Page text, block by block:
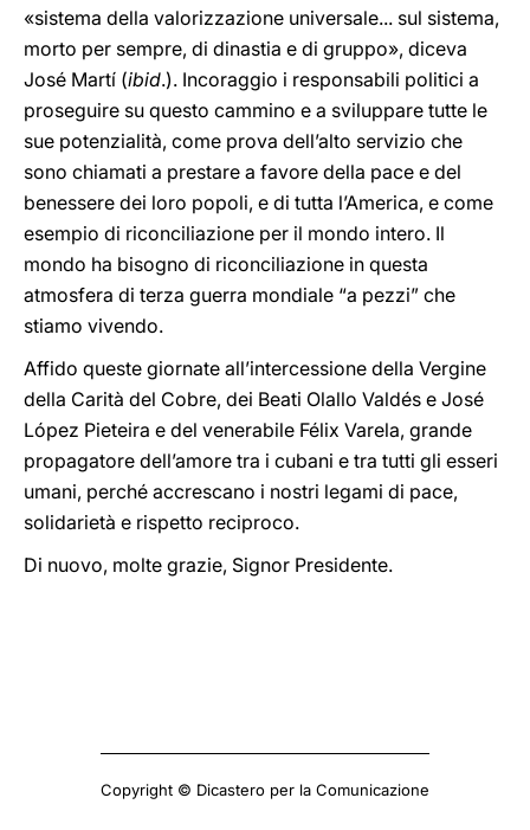
«sistema della valorizzazione universale... sul sistema,
morto per sempre, di dinastia e di gruppo», diceva
José Martí (ibid.). Incoraggio i responsabili politici a
proseguire su questo cammino e a sviluppare tutte le
sue potenzialità, come prova dell’alto servizio che
sono chiamati a prestare a favore della pace e del
benessere dei loro popoli, e di tutta l’America, e come
esempio di riconciliazione per il mondo intero. Il
mondo ha bisogno di riconciliazione in questa
atmosfera di terza guerra mondiale “a pezzi” che
stiamo vivendo.
Affido queste giornate all’intercessione della Vergine
della Carità del Cobre, dei Beati Olallo Valdés e José
López Pieteira e del venerabile Félix Varela, grande
propagatore dell’amore tra i cubani e tra tutti gli esseri
umani, perché accrescano i nostri legami di pace,
solidarietà e rispetto reciproco.
Di nuovo, molte grazie, Signor Presidente.
Copyright © Dicastero per la Comunicazione